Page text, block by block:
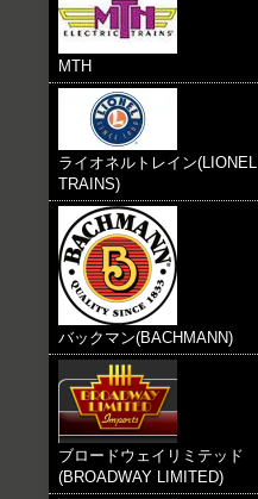
MTH
ライオネルトレイン(LIONEL
TRAINS)
バックマン(BACHMANN)
ブロードウェイリミテッド
(BROADWAY LIMITED)